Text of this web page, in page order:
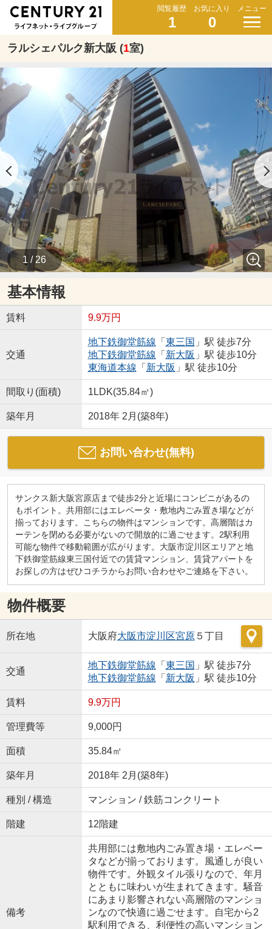
閲覧履歴
1
お気に入り
0
メニュー
ラルシェパルク新大阪 (1室)
1 / 26
基本情報
賃料 9.9万円
交通
地下鉄御堂筋線 「 東三国 」駅 徒歩7分
地下鉄御堂筋線 「 新大阪 」駅 徒歩10分
東海道本線 「 新大阪 」駅 徒歩10分
間取り(面積) 1LDK(35.84㎡)
築年月 2018年 2月(築8年)
お問い合わせ(無料)
サンクス新大阪宮原店まで徒歩2分と近場にコンビニがあるの
もポイント。共用部にはエレベータ・敷地内ごみ置き場などが
揃っております。こちらの物件はマンションです。高層階はカ
ーテンを閉める必要がないので開放的に過ごせます。2駅利用
可能な物件で移動範囲が広がります。大阪市淀川区エリアと地
下鉄御堂筋線東三国付近での賃貸マンション、賃貸アパートを
お探しの方はぜひコチラからお問い合わせやご連絡を下さい。
物件概要
所在地 大阪府大阪市淀川区宮原５丁目
交通
地下鉄御堂筋線 「 東三国 」駅 徒歩7分
地下鉄御堂筋線 「 新大阪 」駅 徒歩10分
賃料 9.9万円
管理費等 9,000円
面積 35.84㎡
築年月 2018年 2月(築8年)
種別 / 構造 マンション / 鉄筋コンクリート
階建 12階建
備考
共用部には敷地内ごみ置き場・エレベー
タなどが揃っております。風通しが良い
物件です。外観タイル張りなので、年月
とともに味わいが生まれてきます。騒音
にあまり影響されない高層階のマンショ
ンなので快適に過ごせます。自宅から2
駅利用できる、利便性の高いマンション